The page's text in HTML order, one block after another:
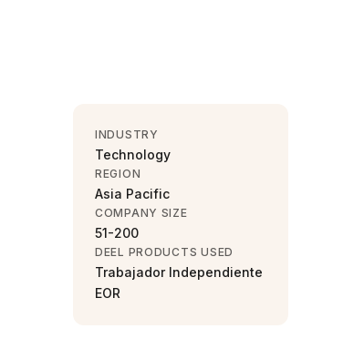
INDUSTRY
Technology
REGION
Asia Pacific
COMPANY SIZE
51-200
DEEL PRODUCTS USED
Trabajador Independiente
EOR